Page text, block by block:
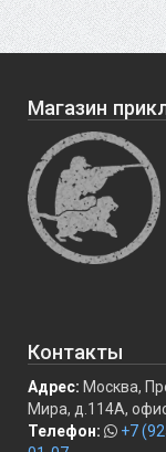
Магазин
Контакты
Адрес: Москва,
Мира, д.114А,
Телефон:
+7